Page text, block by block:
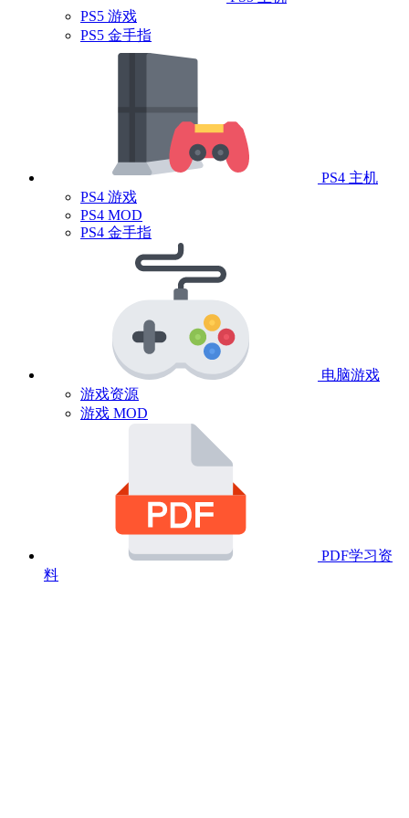
PS5 游戏
PS5 金手指
PS4 主机
PS4 游戏
PS4 MOD
PS4 金手指
电脑游戏
游戏资源
游戏 MOD
PDF学习资
料